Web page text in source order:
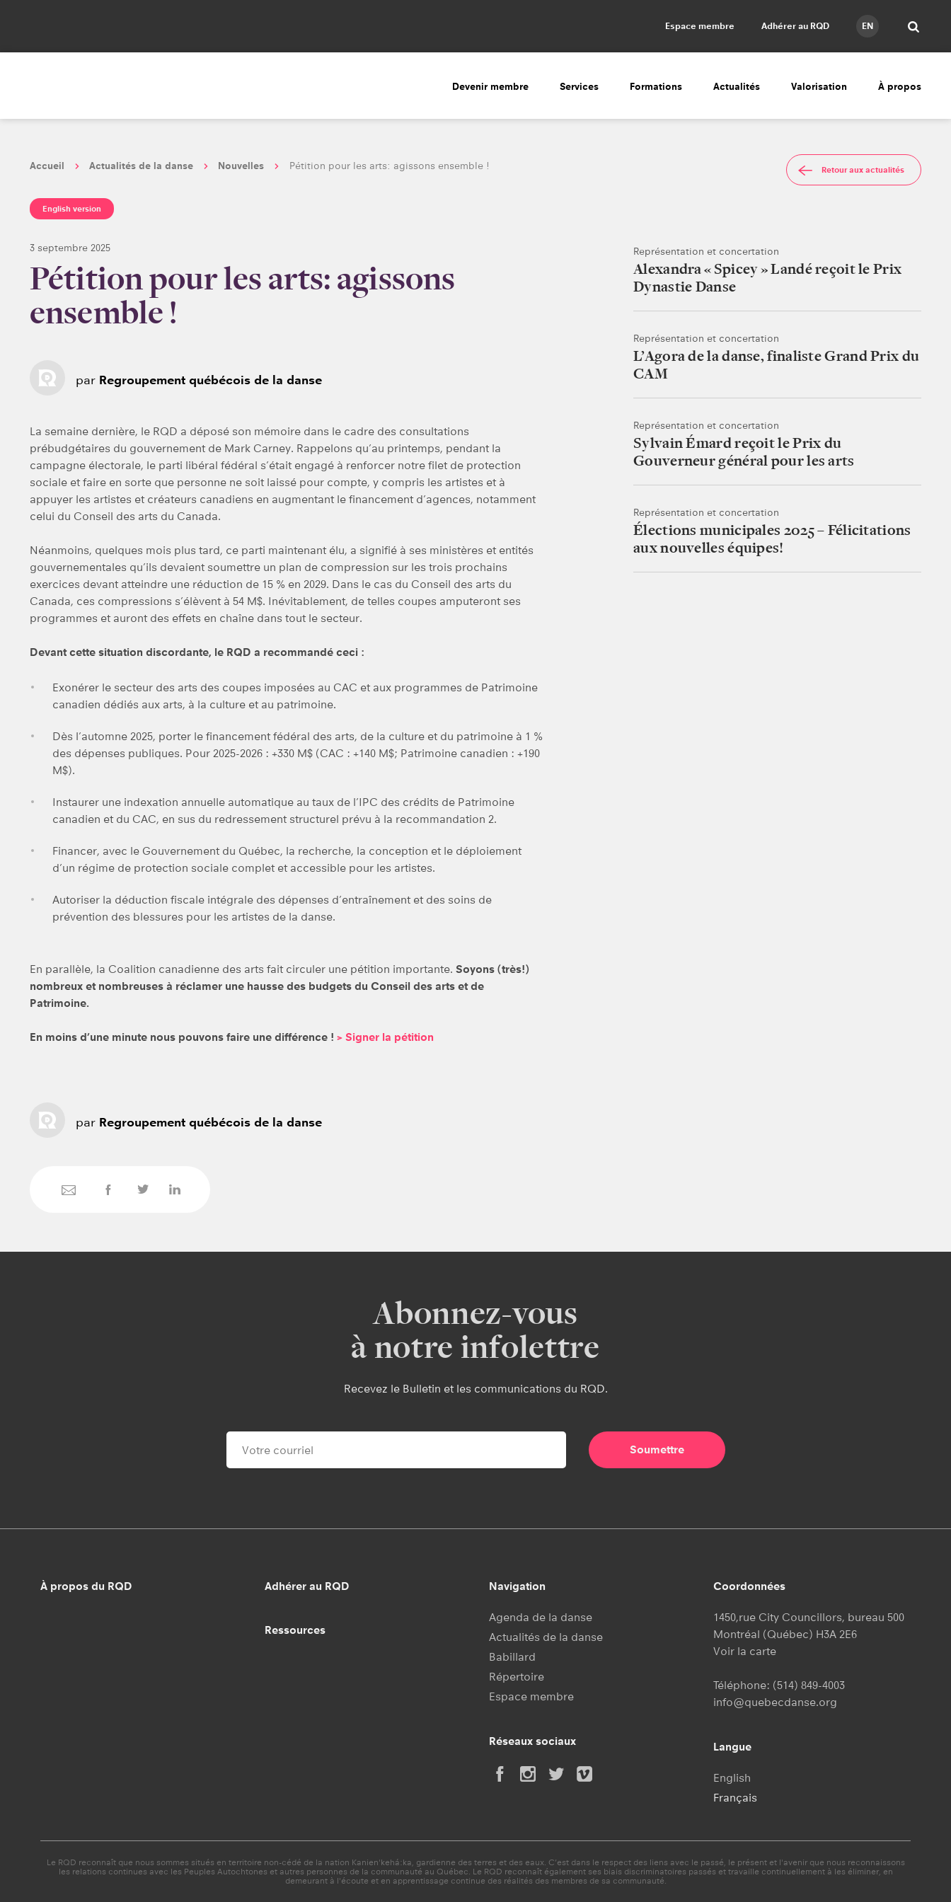
EN
Adhérer au RQD
Espace membre
Devenir membre Services Formations Actualités Valorisation À propos
Accueil Actualités de la danse Nouvelles Pétition pour les arts: agissons ensemble !
English version
3 septembre 2025
Pétition pour les arts: agissons
ensemble !
par Regroupement québécois de la danse
La semaine dernière, le RQD a déposé son mémoire dans le cadre des consultations
prébudgétaires du gouvernement de Mark Carney. Rappelons qu’au printemps, pendant la
campagne électorale, le parti libéral fédéral s’était engagé à renforcer notre filet de protection
sociale et faire en sorte que personne ne soit laissé pour compte, y compris les artistes et à
appuyer les artistes et créateurs canadiens en augmentant le financement d’agences, notamment
celui du Conseil des arts du Canada.
Néanmoins, quelques mois plus tard, ce parti maintenant élu, a signifié à ses ministères et entités
gouvernementales qu’ils devaient soumettre un plan de compression sur les trois prochains
exercices devant atteindre une réduction de 15 % en 2029. Dans le cas du Conseil des arts du
Canada, ces compressions s’élèvent à 54 M$. Inévitablement, de telles coupes amputeront ses
programmes et auront des effets en chaîne dans tout le secteur.
Devant cette situation discordante, le RQD a recommandé ceci :
Exonérer le secteur des arts des coupes imposées au CAC et aux programmes de Patrimoine
canadien dédiés aux arts, à la culture et au patrimoine.
Dès l’automne 2025, porter le financement fédéral des arts, de la culture et du patrimoine à 1 %
des dépenses publiques. Pour 2025-2026 : +330 M$ (CAC : +140 M$; Patrimoine canadien : +190
M$).
Instaurer une indexation annuelle automatique au taux de l’IPC des crédits de Patrimoine
canadien et du CAC, en sus du redressement structurel prévu à la recommandation 2.
Financer, avec le Gouvernement du Québec, la recherche, la conception et le déploiement
d’un régime de protection sociale complet et accessible pour les artistes.
Autoriser la déduction fiscale intégrale des dépenses d’entraînement et des soins de
prévention des blessures pour les artistes de la danse.
En parallèle, la Coalition canadienne des arts fait circuler une pétition importante. Soyons (très!)
nombreux et nombreuses à réclamer une hausse des budgets du Conseil des arts et de
Patrimoine.
En moins d’une minute nous pouvons faire une différence ! > Signer la pétition
par Regroupement québécois de la danse
Retour aux actualités
Représentation et concertation
Alexandra « Spicey » Landé reçoit le Prix
Dynastie Danse
Représentation et concertation
L’Agora de la danse, finaliste Grand Prix du
CAM
Représentation et concertation
Sylvain Émard reçoit le Prix du
Gouverneur général pour les arts
Représentation et concertation
Élections municipales 2025 – Félicitations
aux nouvelles équipes!
Abonnez-vous
à notre infolettre
Recevez le Bulletin et les communications du RQD.
À propos du RQD Adhérer au RQD
Ressources
Navigation
Agenda de la danse
Actualités de la danse
Babillard
Répertoire
Espace membre
Réseaux sociaux
Coordonnées
1450,rue City Councillors, bureau 500
Montréal (Québec) H3A 2E6
Voir la carte
Téléphone: (514) 849-4003
info@quebecdanse.org
Langue
English
Français
Le RQD reconnaît que nous sommes situés en territoire non-cédé de la nation Kanien'kehá:ka, gardienne des terres et des eaux. C’est dans le respect des liens avec le passé, le présent et l'avenir que nous reconnaissons
les relations continues avec les Peuples Autochtones et autres personnes de la communauté au Québec. Le RQD reconnaît également ses biais discriminatoires passés et travaille continuellement à les éliminer, en
demeurant à l'écoute et en apprentissage continue des réalités des membres de sa communauté.